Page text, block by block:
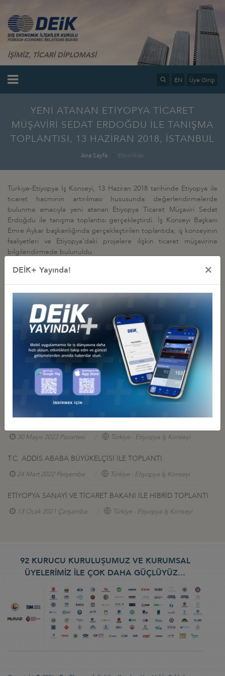
İŞİMİZ, TİCARİ DİPLOMASİ
EN Üye Girişi
YENİ ATANAN ETİYOPYA TİCARET
MÜŞAVİRİ SEDAT ERDOĞDU İLE TANIŞMA
TOPLANTISI, 13 HAZİRAN 2018, İSTANBUL
Ana Sayfa Etkinlikler
Türkiye-Etiyopya İş Konseyi, 13 Haziran 2018 tarihinde Etiyopya ile
ticaret hacminin artırılması hususunda değerlendirmelerde
bulunma amacıyla yeni atanan Etiyopya Ticaret Müşaviri Sedat
Erdoğdu ile tanışma toplantısı gerçekleştirdi. İş Konseyi Başkanı
Emre Aykar başkanlığında gerçekleştirilen toplantıda; iş konseyinin
faaliyetleri ve Etiyopya'daki projelere ilişkin ticaret müşavirine
bilgilendirmede bulunuldu.
İş Konseyi ile Alakalı Diğer Etkinlikler
TÜRKİYE – ETİYOPYA KARMA EKONOMİK KOMİSYONU (KEK) 9.
DÖNEM TOPLANTISI KAPSAMINDA YUVARLAK MASA
TOPLANTISI VE İKİLİ İŞ GÖRÜŞMELERİ
19 Kasım 2025 Çarşamba Türkiye - Etiyopya İş Konseyi
ETİYOPYA İSTANBUL BAŞKONSOLOSU İLE TOPLANTI
23 Eylül 2022 Cuma Türkiye - Etiyopya İş Konseyi
30 Mayıs 2022 Pazartesi Türkiye - Etiyopya İş Konseyi
T.C. ADDİS ABABA BÜYÜKELÇİSİ İLE TOPLANTI
24 Mart 2022 Perşembe Türkiye - Etiyopya İş Konseyi
ETİYOPYA SANAYİ VE TİCARET BAKANI İLE HİBRİD TOPLANTI
13 Ocak 2021 Çarşamba Türkiye - Etiyopya İş Konseyi
92 KURUCU KURULUŞUMUZ VE KURUMSAL
ÜYELERİMİZ İLE ÇOK DAHA GÜÇLÜYÜZ...
DEİK+ Yayında! ×